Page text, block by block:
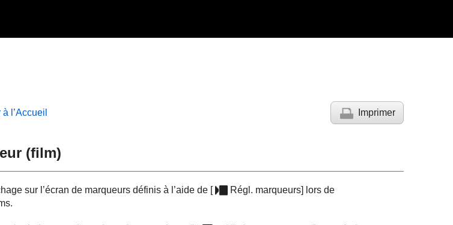
l’Accueil Imprimer
(film)
sur l’écran de marqueurs définis à l’aide de [ Régl. marqueurs] lors de